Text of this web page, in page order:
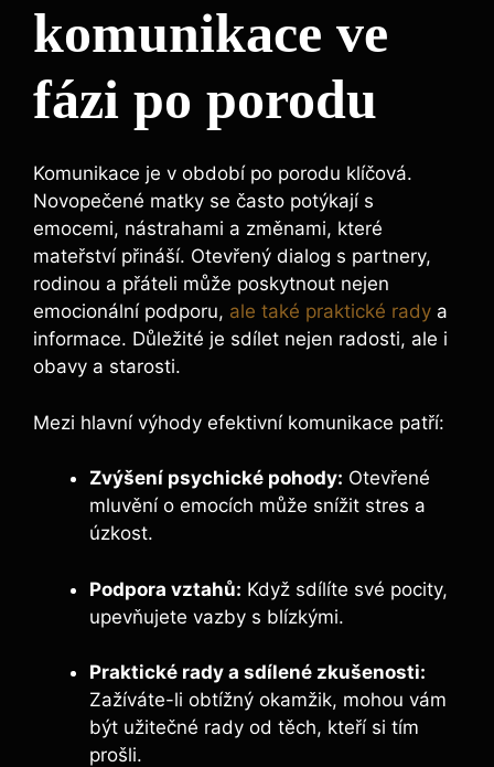
komunikace ve
fázi po porodu
Komunikace je v období po porodu klíčová.
Novopečené matky se často potýkají s
emocemi, nástrahami a změnami, které
mateřství přináší. Otevřený dialog s partnery,
rodinou a přáteli může poskytnout nejen
emocionální podporu, ale také praktické rady a
informace. Důležité je sdílet nejen radosti, ale i
obavy a starosti.
Mezi hlavní výhody efektivní komunikace patří:
Zvýšení psychické pohody: Otevřené
mluvění o emocích může snížit stres a
úzkost.
Podpora vztahů: Když sdílíte své pocity,
upevňujete vazby s blízkými.
Praktické rady a sdílené zkušenosti:
Zažíváte-li obtížný okamžik, mohou vám
být užitečné rady od těch, kteří si tím
prošli.